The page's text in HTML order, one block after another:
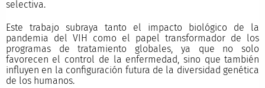
selectiva.
Este trabajo subraya tanto el impacto biológico de la
pandemia del VIH como el papel transformador de los
programas de tratamiento globales, ya que no solo
favorecen el control de la enfermedad, sino que también
influyen en la configuración futura de la diversidad genética
de los humanos.